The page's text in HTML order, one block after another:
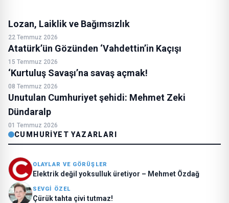
Lozan, Laiklik ve Bağımsızlık
22 Temmuz 2026
Atatürk’ün Gözünden ‘Vahdettin’in Kaçışı
15 Temmuz 2026
‘Kurtuluş Savaşı’na savaş açmak!
08 Temmuz 2026
Unutulan Cumhuriyet şehidi: Mehmet Zeki
Dündaralp
01 Temmuz 2026
CUMHURIYET YAZARLARI
OLAYLAR VE GÖRÜŞLER
Elektrik değil yoksulluk üretiyor – Mehmet Özdağ
SEVGI ÖZEL
Çürük tahta çivi tutmaz!